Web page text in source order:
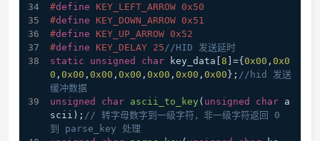
#define KEY_LEFT_ARROW 0x50
#define KEY_DOWN_ARROW 0x51
#define KEY_UP_ARROW 0x52
#define KEY_DELAY 25 //HID 发送延时
static
unsigned char key_data[ 8 ]={ 0x00 , 0x0
0 , 0x00 , 0x00 , 0x00 , 0x00 , 0x00 , 0x00 }; //hid 发送
缓冲数据
unsigned
char ascii_to_key ( unsigned char a
scii) ; // 转字母数字到一级字符，非一级字符返回 0
到 parse_key 处理